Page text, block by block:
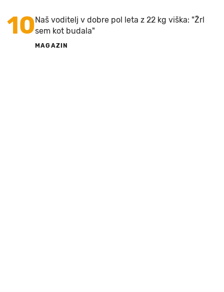
10Naš voditelj v dobre pol leta z 22 kg viška: "Žrl
sem kot budala"
MAGAZIN